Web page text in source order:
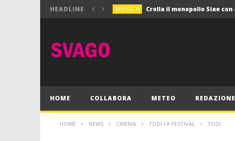
HEADLINE MUSICA
MUSICA
HOME COLLABORA METEO REDAZIONE
HOME NEWS CINEMA TODI FA FESTIVAL TODI